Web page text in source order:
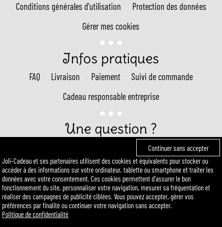
Conditions générales d'utilisation
Protection des données
Gérer mes cookies
Infos pratiques
FAQ Livraison Paiement
Suivi de commande
Cadeau responsable entreprise
Une question ?
Appel non surtaxé : 01 89 96 02 13
(du lundi au vendredi : 9H30 - 18H)
E-mail : contact@joli-cadeau.com
Continuer sans accepter
Joli-Cadeau et ses partenaires utilisent des cookies et équivalents pour stocker ou
accéder à des informations sur votre ordinateur, tablette ou smartphone et traiter les
données avec votre consentement. Ces cookies permettent d'assurer le bon
fonctionnement du site, personnaliser votre navigation, mesurer sa fréquentation et
réaliser des campagnes de publicité ciblées. Vous pouvez accepter, gérer vos
préférences par finalité ou continuer votre navigation sans accepter.
Politique de confidentialité